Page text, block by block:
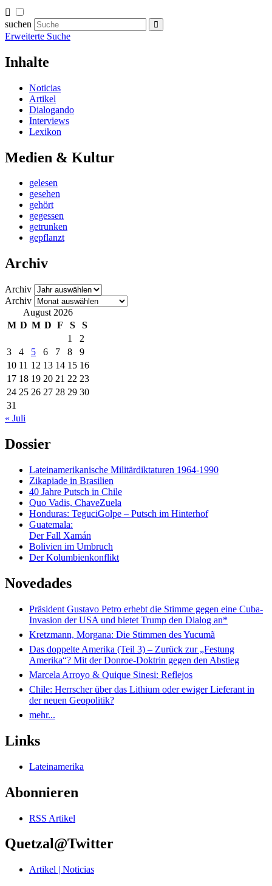
suchen
Erweiterte Suche
Inhalte
Noticias
Artikel
Dialogando
Interviews
Lexikon
Medien & Kultur
gelesen
gesehen
gehört
gegessen
getrunken
gepflanzt
Archiv
Archiv
Archiv
August 2026
M D M D F S
S
1
2
3
4 5 6 7 8
9
10 11 12 13 14 15 16
17 18 19 20 21 22 23
24 25 26 27 28 29 30
31
« Juli
Dossier
Lateinamerikanische Militärdiktaturen 1964-1990
Zikapiade in Brasilien
40 Jahre Putsch in Chile
Quo Vadis, ChaveZuela
Honduras: TeguciGolpe – Putsch im Hinterhof
Guatemala:
Der Fall Xamán
Bolivien im Umbruch
Der Kolumbienkonflikt
Novedades
Präsident Gustavo Petro erhebt die Stimme gegen eine Cuba-
Invasion der USA und bietet Trump den Dialog an*
Kretzmann, Morgana: Die Stimmen des Yucumã
Das doppelte Amerika (Teil 3) – Zurück zur „Festung
Amerika“? Mit der Donroe-Doktrin gegen den Abstieg
Marcela Arroyo & Quique Sinesi: Reflejos
Chile: Herrscher über das Lithium oder ewiger Lieferant in
der neuen Geopolitik?
mehr...
Links
Lateinamerika
Abonnieren
RSS Artikel
Quetzal@Twitter
Artikel | Noticias